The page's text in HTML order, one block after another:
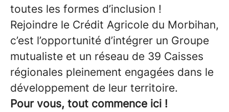
toutes les formes d’inclusion !
Rejoindre le Crédit Agricole du Morbihan,
c’est l’opportunité d’intégrer un Groupe
mutualiste et un réseau de 39 Caisses
régionales pleinement engagées dans le
développement de leur territoire.
Pour vous, tout commence ici !